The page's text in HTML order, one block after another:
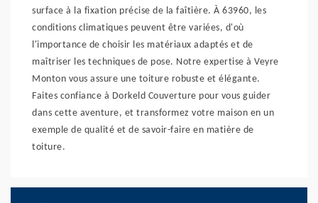
surface à la fixation précise de la faîtière. À 63960, les
conditions climatiques peuvent être variées, d'où
l'importance de choisir les matériaux adaptés et de
maîtriser les techniques de pose. Notre expertise à Veyre
Monton vous assure une toiture robuste et élégante.
Faites confiance à Dorkeld Couverture pour vous guider
dans cette aventure, et transformez votre maison en un
exemple de qualité et de savoir-faire en matière de
toiture.